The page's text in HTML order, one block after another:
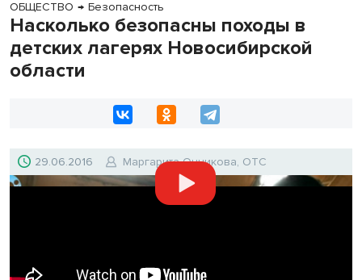
ОБЩЕСТВО → Безопасность
Насколько безопасны походы в
детских лагерях Новосибирской
области
29.06.2016 Маргарита Онникова, ОТС